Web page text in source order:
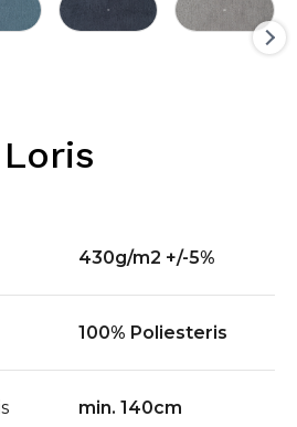
Loris
430g/m2 +/-5%
100% Poliesteris
min. 140cm